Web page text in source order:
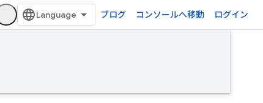
ブログ コンソールへ移動 ログイン